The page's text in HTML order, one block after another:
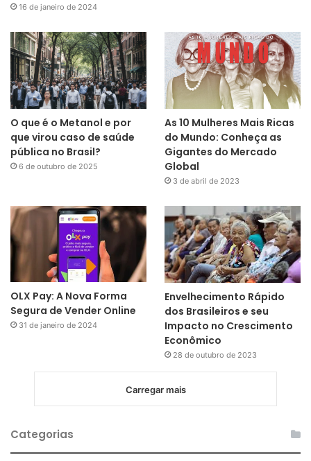
16 de janeiro de 2024
O que é o Metanol e por
que virou caso de saúde
pública no Brasil?
6 de outubro de 2025
As 10 Mulheres Mais Ricas
do Mundo: Conheça as
Gigantes do Mercado
Global
3 de abril de 2023
OLX Pay: A Nova Forma
Segura de Vender Online
31 de janeiro de 2024
Envelhecimento Rápido
dos Brasileiros e seu
Impacto no Crescimento
Econômico
28 de outubro de 2023
Carregar mais
Categorias